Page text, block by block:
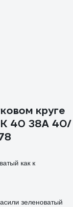
круге
40 38А 40/
как к
зеленоватый